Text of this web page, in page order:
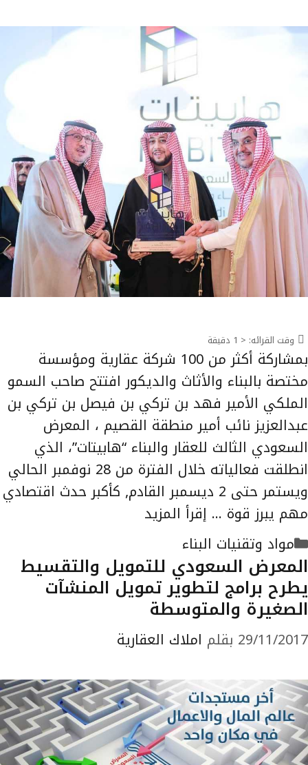
وقت القرائه: < 1 دقيقة
بمشاركة أكثر من 100 شركة عقارية ومؤسسة
مختصة بالبناء والأثاث والديكور افتتح صاحب السمو
الملكي الأمير فهد بن تركي بن فيصل بن تركي بن
عبدالعزيز نائب أمير منطقة القصيم ، المعرض
السعودي الثالث للعقار والبناء “هابيتات”، الذي
انطلقت فعالياته خلال الفترة من 28 نوفمبر الحالي
ويستمر حتى 2 ديسمبر القادم, كأكبر حدث اقتصادي
مهم يبرز قوة … إقرأ المزيد
التصنيفات
مواد وتقنيات البناء
المعرض السعودي للتمويل والتقسيط
يطرح برامج لتطوير تمويل المنشآت
الصغيرة والمتوسطة
29/11/2017 بقلم املاك العقارية